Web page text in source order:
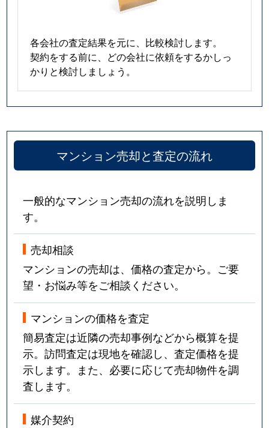
各会社の査定結果を元に、比較検討します。
契約をする前に、どの会社に依頼をするかしっ
かりと検討しましょう。
マンション売却と査定の流れ
一般的なマンション売却の流れを説明しま
す。
売却相談
マンションの売却は、価格の査定から。ご要
望・お悩み等をご相談ください。
マンションの価格を査定
簡易査定は近隣の売却事例などから概算を提
示。訪問査定は現地を確認し、査定価格を提
示します。また、必要に応じて売却物件を調
査します。
媒介契約